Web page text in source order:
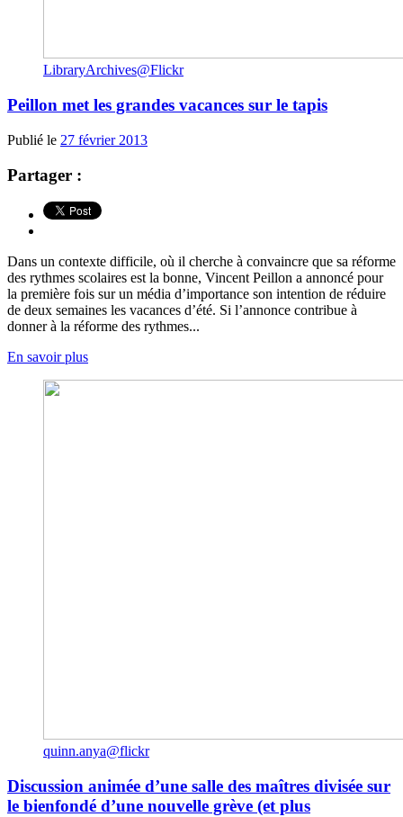
LibraryArchives@Flickr
Peillon met les grandes vacances sur le tapis
Publié le 27 février 2013
Partager :
Dans un contexte difficile, où il cherche à convaincre que sa réforme
des rythmes scolaires est la bonne, Vincent Peillon a annoncé pour
la première fois sur un média d’importance son intention de réduire
de deux semaines les vacances d’été. Si l’annonce contribue à
donner à la réforme des rythmes...
En savoir plus
quinn.anya@flickr
Discussion animée d’une salle des maîtres divisée sur
le bienfondé d’une nouvelle grève (et plus